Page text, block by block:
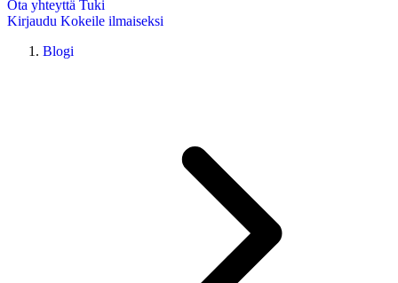
Ota yhteyttä Tuki
Kirjaudu Kokeile ilmaiseksi
Blogi